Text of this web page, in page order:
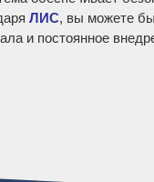
ЛИС, вы можете
и постоянное